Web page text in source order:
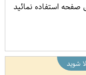
صفحه استفاده نمائید
شوید